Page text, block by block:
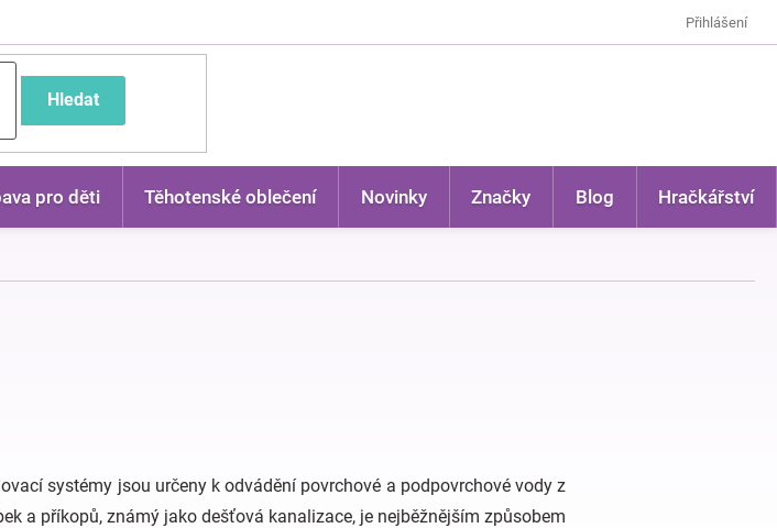
Přihlášení
Hledat
pro děti Těhotenské oblečení Novinky Značky Blog Hračkářství
systémy jsou určeny k odvádění povrchové a podpovrchové vody z
a příkopů, známý jako dešťová kanalizace, je nejběžnějším způsobem